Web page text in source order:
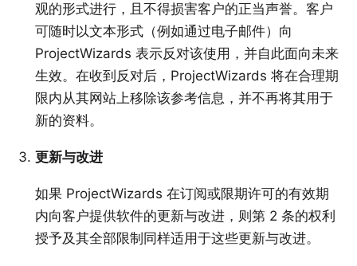
观的形式进行，且不得损害客户的正当声誉。客户
可随时以文本形式（例如通过电子邮件）向
ProjectWizards 表示反对该使用，并自此面向未来
生效。在收到反对后，ProjectWizards 将在合理期
限内从其网站上移除该参考信息，并不再将其用于
新的资料。
更新与改进
如果 ProjectWizards 在订阅或限期许可的有效期
内向客户提供软件的更新与改进，则第 2 条的权利
授予及其全部限制同样适用于这些更新与改进。